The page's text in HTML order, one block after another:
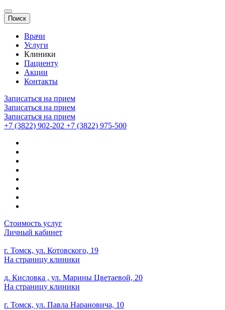
Поиск
Врачи
Услуги
Клиники
Пациенту
Акции
Контакты
Записаться на прием
Записаться на прием
Записаться на прием
+7 (3822) 902-202 +7 (3822) 975-500
Стоимость услуг
Личный кабинет
г. Томск, ул. Котовского, 19
На страницу клиники
д. Кисловка , ул. Марины Цветаевой, 20
На страницу клиники
г. Томск, ул. Павла Нарановича, 10